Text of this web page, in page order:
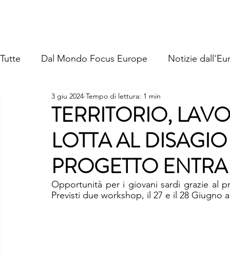
Tutte Dal Mondo Focus Europe Notizie
TERRITORIO,
LOTTA AL
PROGETTO
3 giu 2024 Tempo di lettura: 1 min
Opportunità per i giovani sardi grazie al
Previsti due workshop, il 27 e il 28 Giugno